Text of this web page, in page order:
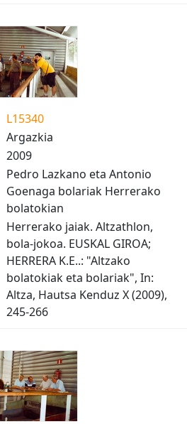
L15340
Argazkia
2009
Pedro Lazkano eta Antonio
Goenaga bolariak Herrerako
bolatokian
Herrerako jaiak. Altzathlon,
bola-jokoa. EUSKAL GIROA;
HERRERA K.E..: "Altzako
bolatokiak eta bolariak", In:
Altza, Hautsa Kenduz X (2009),
245-266